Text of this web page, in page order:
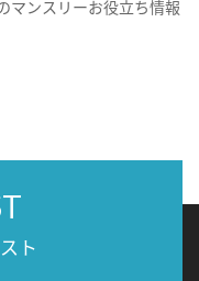
マンスリーお役立ち情報
ト